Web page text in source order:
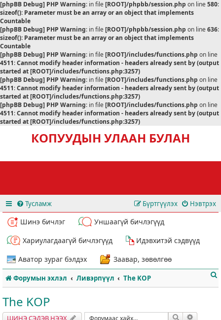
[phpBB Debug] PHP Warning: in file[ROOT]/phpbb/session.php on line580:
sizeof(): Parameter must be an array or an object that implements
Countable
[phpBB Debug] PHP Warning: in file[ROOT]/phpbb/session.php on line636:
sizeof(): Parameter must be an array or an object that implements
Countable
[phpBB Debug] PHP Warning: in file[ROOT]/includes/functions.php on line
4511:Cannot modify header information - headers already sent by (output
started at [ROOT]/includes/functions.php:3257)
[phpBB Debug] PHP Warning: in file[ROOT]/includes/functions.php on line
4511:Cannot modify header information - headers already sent by (output
started at [ROOT]/includes/functions.php:3257)
[phpBB Debug] PHP Warning: in file[ROOT]/includes/functions.php on line
4511:Cannot modify header information - headers already sent by (output
started at [ROOT]/includes/functions.php:3257)
КОПУУДЫН УЛААН БУЛАН
Тусламж Нэвтрэх
Бүртгүүлэх
Шинэ бичлэг
Уншаагүй бичлэгүүд
Хариулагдаагүй бичлэгүүд
Идэвхитэй сэдвүүд
Аватор зураг бэлдэх
Заавар, зөвөлгөө
Форумын эхлэл Ливэрпүүл The KOP
The KOP
ШИНЭ СЭДЭВ НЭЭХ Хайлт